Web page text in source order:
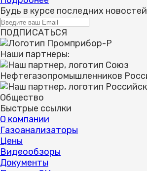
Будь в курсе последних новостей
ПОДПИСАТЬСЯ
Наши партнеры:
Быстрые ссылки
О компании
Газоанализаторы
Цены
Видеообзоры
Документы